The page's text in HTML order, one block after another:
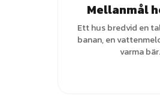
Mellanmål
Ett hus bredvid en
banan, en
varma bär.